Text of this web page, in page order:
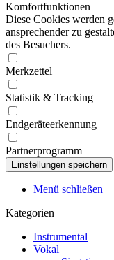
Komfortfunktionen
Diese Cookies werden
ansprechender zu
des Besuchers.
Merkzettel
Statistik & Tracking
Endgeräteerkennung
Partnerprogramm
Menü schließen
Kategorien
Instrumental
Vokal